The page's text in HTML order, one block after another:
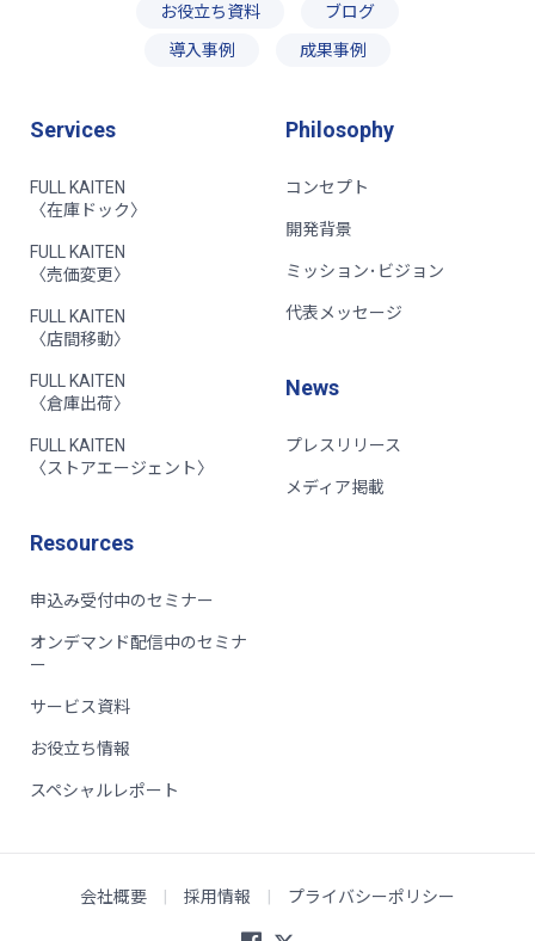
お役立ち資料
ブログ
導入事例
成果事例
Services
FULL KAITEN
〈在庫ドック〉
FULL KAITEN
〈売価変更〉
FULL KAITEN
〈店間移動〉
FULL KAITEN
〈倉庫出荷〉
FULL KAITEN
〈ストアエージェント〉
Philosophy
コンセプト
開発背景
ミッション･ビジョン
代表メッセージ
News
プレスリリース
メディア掲載
Resources
申込み受付中のセミナー
オンデマンド配信中のセミナ
ー
サービス資料
お役立ち情報
スペシャルレポート
会社概要 | 採用情報 | プライバシーポリシー